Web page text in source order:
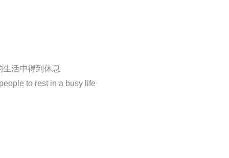
活中得到休息
to rest in a busy life